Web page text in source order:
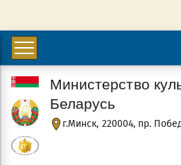
г.Минск, 220004, пр.
Министерство
Беларусь